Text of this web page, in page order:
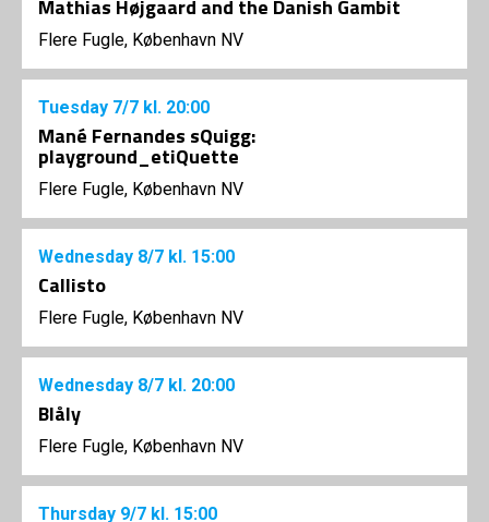
Mathias Højgaard and the Danish Gambit
Flere Fugle, København NV
Tuesday 7/7 kl. 20:00
Mané Fernandes sQuigg:
playground_etiQuette
Flere Fugle, København NV
Wednesday 8/7 kl. 15:00
Callisto
Flere Fugle, København NV
Wednesday 8/7 kl. 20:00
Blåly
Flere Fugle, København NV
Thursday 9/7 kl. 15:00